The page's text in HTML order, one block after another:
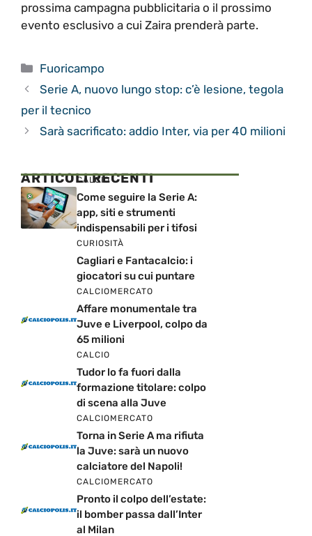
prossima campagna pubblicitaria o il prossimo
evento esclusivo a cui Zaira prenderà parte.
Categorie
Fuoricampo
Serie A, nuovo lungo stop: c’è lesione, tegola
per il tecnico
Sarà sacrificato: addio Inter, via per 40 milioni
ARTICOLI RECENTI
CALCIO
Come seguire la Serie A:
app, siti e strumenti
indispensabili per i tifosi
CURIOSITÀ
Cagliari e Fantacalcio: i
giocatori su cui puntare
CALCIOMERCATO
Affare monumentale tra
Juve e Liverpool, colpo da
65 milioni
CALCIO
Tudor lo fa fuori dalla
formazione titolare: colpo
di scena alla Juve
CALCIOMERCATO
Torna in Serie A ma rifiuta
la Juve: sarà un nuovo
calciatore del Napoli!
CALCIOMERCATO
Pronto il colpo dell’estate:
il bomber passa dall’Inter
al Milan